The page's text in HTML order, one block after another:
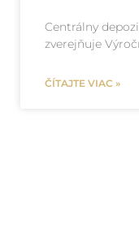
Centrálny
zverejňuje
ČÍTAJTE VIAC »